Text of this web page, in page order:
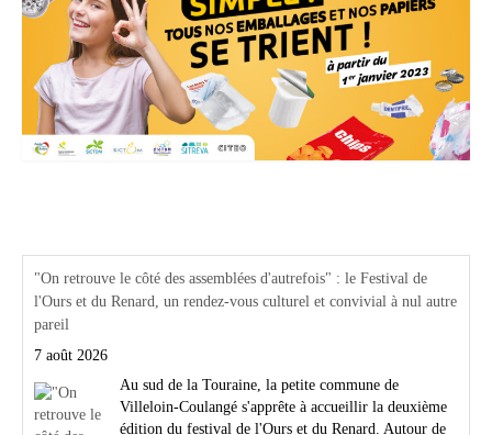
"On retrouve le côté des assemblées d'autrefois" : le Festival de
l'Ours et du Renard, un rendez-vous culturel et convivial à nul autre
pareil
7 août 2026
Au sud de la Touraine, la petite commune de
Villeloin-Coulangé s'apprête à accueillir la deuxième
édition du festival de l'Ours et du Renard. Autour de